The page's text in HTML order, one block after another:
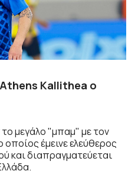
Athens Kallithea ο
μεγάλο "μπαμ" με τον
έμεινε ελεύθερος
και διαπραγματεύεται